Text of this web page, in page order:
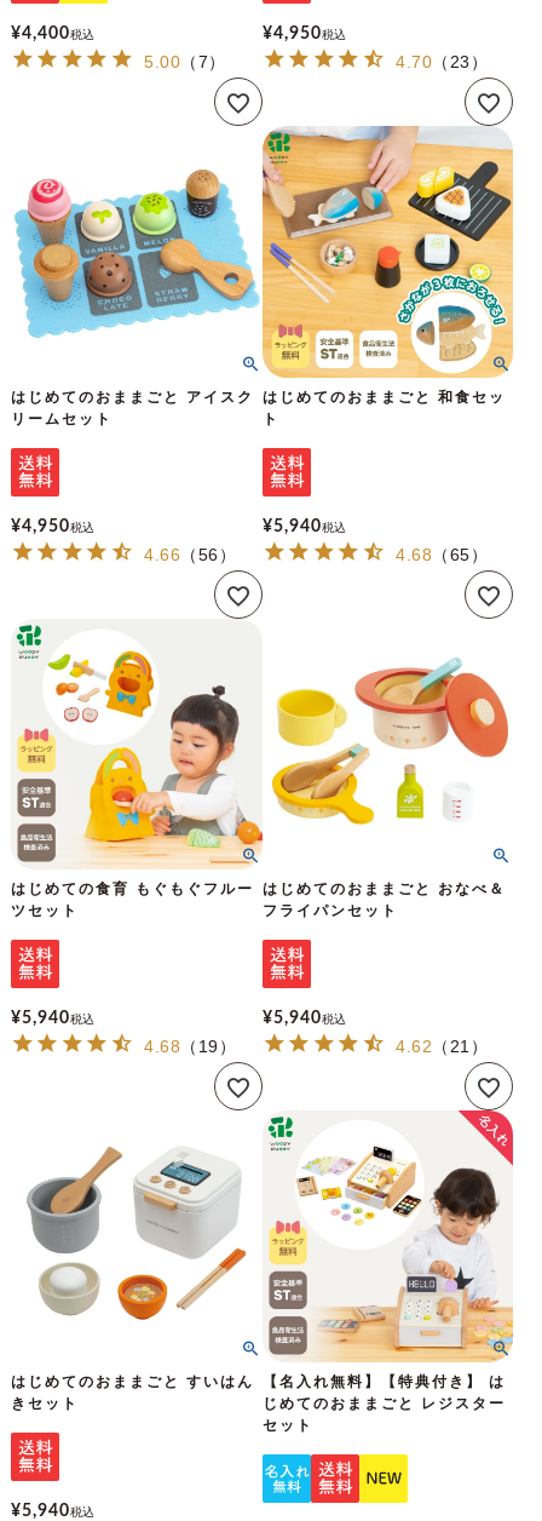
¥4,400税込
5.00 （7）
¥4,950税込
4.70 （23 ）
はじめてのおままごと アイスク
リームセット
¥4,950税込
4.66 （56）
はじめてのおままごと 和食セッ
ト
¥5,940税込
4.68 （65）
はじめての食育 もぐもぐフルー
ツセット
¥5,940税込
4.68 （ 19）
はじめてのおままごと おなべ＆
フライパンセット
¥5,940税込
4.62 （21）
はじめてのおままごと すいはん
きセット
¥5,940税込
【名入れ無料】【特典付き】 は
じめてのおままごと レジスター
セット